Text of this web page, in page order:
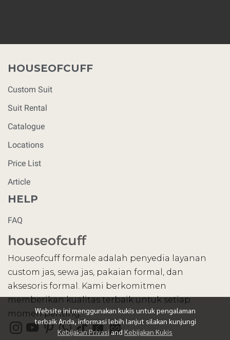
Website ini menggunakan kukis untuk pengalaman
terbaik Anda, informasi lebih lanjut silakan kunjungi
Kebijakan Privasi and Kebijakan Kukis
HOUSEOFCUFF
Custom Suit
Suit Rental
Catalogue
Locations
Price List
Article
HELP
FAQ
Houseofcuff formale adalah penyedia layanan
custom jas, sewa jas, pakaian formal, dan
aksesoris formal. Kami berkomitmen
memberikan kualitas terbaik untuk setiap
momen penting.